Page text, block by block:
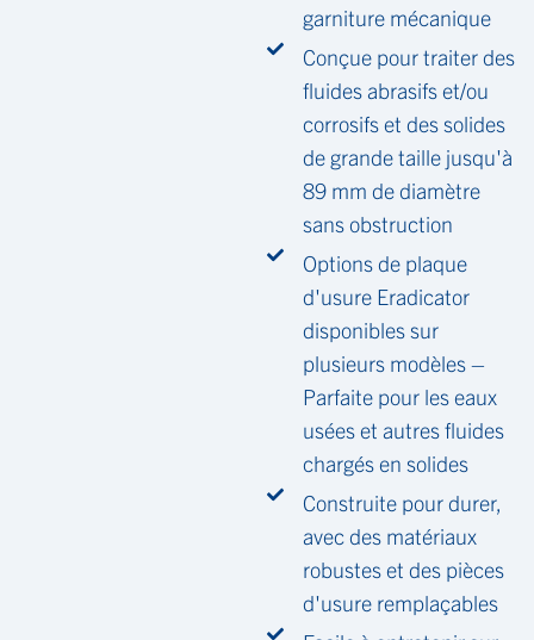
garniture mécanique
Conçue pour traiter des
fluides abrasifs et/ou
corrosifs et des solides
de grande taille jusqu'à
89 mm de diamètre
sans obstruction
Options de plaque
d'usure Eradicator
disponibles sur
plusieurs modèles –
Parfaite pour les eaux
usées et autres fluides
chargés en solides
Construite pour durer,
avec des matériaux
robustes et des pièces
d'usure remplaçables